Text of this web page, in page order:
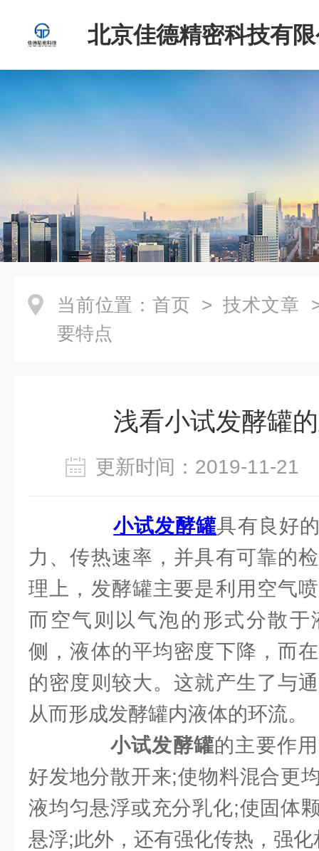
北京佳德精密科技有
当前位置： 首页 > 技术文章
要特点
浅看小试发酵罐
更新时间：2019-11-
小试发酵罐具有良好
力、传热速率，并具有可靠的
理上，发酵罐主要是利用空气
而空气则以气泡的形式分散于
侧，液体的平均密度下降，而
的密度则较大。这就产生了与
从而形成发酵罐内液体的环流。
小试发酵罐的主要作
好发地分散开来;使物料混合更
液均匀悬浮或充分乳化;使固体
悬浮;此外，还有强化传热，强